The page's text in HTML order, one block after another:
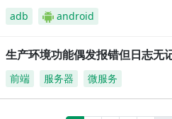
adb android
生产环境功能偶发报错但日志无
前端 服务器 微服务